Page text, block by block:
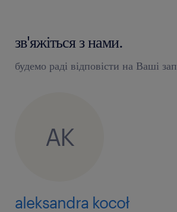
зв'яжіться з нами.
будемо раді відповісти на Ваші
AK
aleksandra kocoł